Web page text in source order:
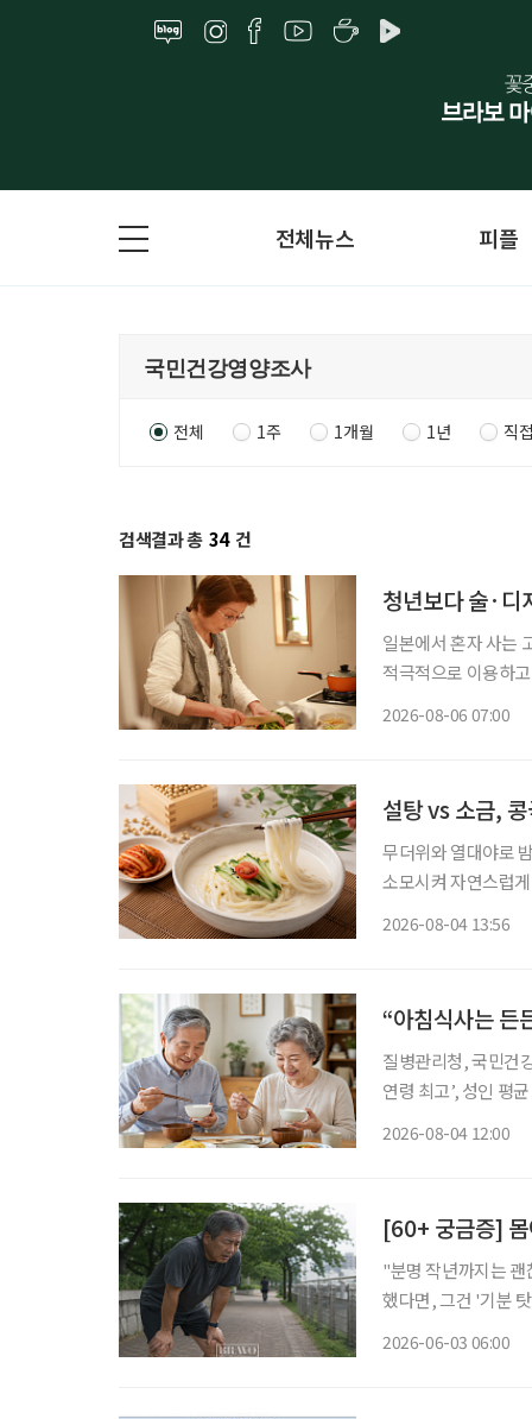
전체뉴스 피플
전체 1주 1개월 1년 직
검색결과 총 34 건
청년보다 술·
일본에서 혼자 사는
적극적으로 이용하
2026-08-06 07:00
설탕 vs 소금,
무더위와 열대야로
소모시켜 자연스럽게 보양식을 찾게 만든
2026-08-04 13:56
“아침식사는 든
질병관리청, 국민건강영양
연령 최고’, 성인 평균 58.6점보다 높아 ‘아침식
2026-08-04 12:00
[60+ 궁금증] 몸
"분명 작년까지는 괜찮았는데,
했다면, 그건 '기분
2026-06-03 06:00